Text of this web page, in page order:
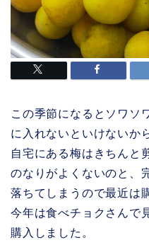
この季節になるとソワソ
に入れないといけないか
自宅にある梅はきちんと
のなりがよくないのと、
落ちてしまうので最近は
今年は食べチョクさんで
購入しました。